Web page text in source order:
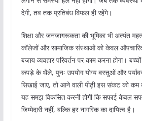
देगी, तब तक प्रतिबंध विफल ही रहेंगे।
शिक्षा और जनजागरूकता की भूमिका भी अत्यंत
कॉलेजों और सामाजिक संस्थाओं को केवल
बजाय व्यवहार परिवर्तन पर काम करना होगा।
कपड़े के थैले, पुनः उपयोग योग्य वस्तुओं और
सिखाई जाए, तो आने वाली पीढ़ी इस संकट को
यह समझ विकसित करनी होगी कि सफाई केवल
जिम्मेदारी नहीं, बल्कि हर नागरिक का दायित्व है।